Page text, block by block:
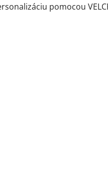
pomocou